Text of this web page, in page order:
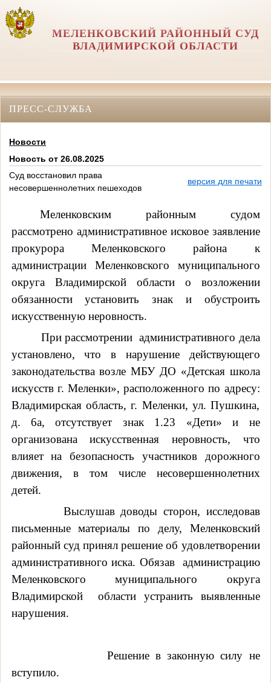
МЕЛЕНКОВСКИЙ РАЙОННЫЙ СУД
ВЛАДИМИРСКОЙ ОБЛАСТИ
ПРЕСС-СЛУЖБА
Новости
Новость от 26.08.2025
Суд восстановил права
несовершеннолетних пешеходов
версия для печати
Меленковским районным судом
рассмотрено административное исковое заявление
прокурора Меленковского района к
администрации Меленковского муниципального
округа Владимирской области о возложении
обязанности установить знак и обустроить
искусственную неровность.
При рассмотрении административного дела
установлено, что в нарушение действующего
законодательства возле МБУ ДО «Детская школа
искусств г. Меленки», расположенного по адресу:
Владимирская область, г. Меленки, ул. Пушкина,
д. 6а,отсутствует знак 1.23 «Дети» и не
организована искусственная неровность, что
влияет на безопасность участников дорожного
движения, в том числе несовершеннолетних
детей.
Выслушав доводы сторон, исследовав
письменные материалы по делу, Меленковский
районный суд принял решение об удовлетворении
административного иска. Обязав
администрацию
Меленковского муниципального округа
Владимирской
области устранить выявленные
нарушения.
Решение в законную силу не
вступило.